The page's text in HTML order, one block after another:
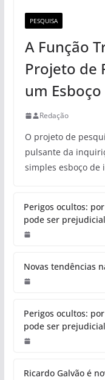
PESQUISA
A Função
Projeto de
um
Redação
O projeto de
pulsante da
simples esboço de
Perigos ocultos:
pode ser prejudicial
Novas tendências
Perigos ocultos:
pode ser prejudicial
Ricardo Galvão é